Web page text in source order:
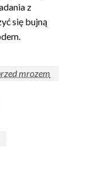
z
się bujną
mrozem